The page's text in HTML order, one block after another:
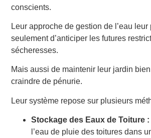
conscients.
Leur approche de gestion de l’eau leur
seulement d’anticiper les futures
sécheresses.
Mais aussi de maintenir leur jardin
craindre de pénurie.
Leur système repose sur plusieurs
Stockage des Eaux de Toiture :
l’eau de pluie des toitures dans